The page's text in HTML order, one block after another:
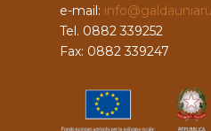
e-mail:
Tel. 0882 339252
Fax: 0882 339247